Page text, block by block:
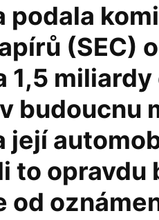
podala
(SEC)
1,5
budoucnu
její
to opravdu
od